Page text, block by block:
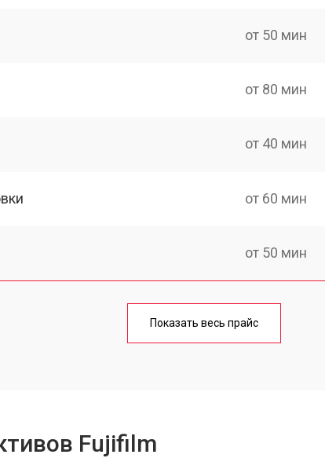
от 50 мин
от 80 мин
от 40 мин
от 60 мин
от 50 мин
от 60 мин
Показать весь прайс
Fujifilm